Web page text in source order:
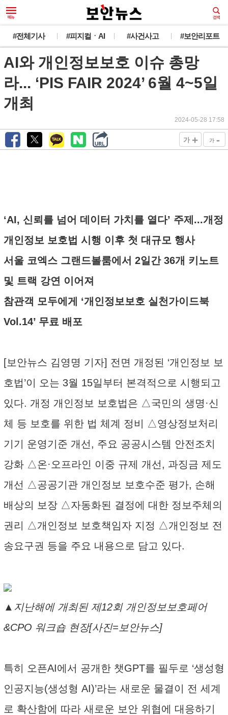
#전체기사 #피지컬ㆍAI #사건사고 #보안리포트
AI와 개인정보보호 이슈 총망
라... ‘PIS FAIR 2024’ 6월 4~5일
개최
2024-05-28 17:58
가 + 가 -
‘AI, 신뢰를 넘어 데이터 가치를 열다’ 주제...개정
개인정보 보호법 시행 이후 첫 대규모 행사
서울 코엑스 그랜드볼룸에서 2일간 36개 키노트
및 트랙 강연 이어져
참관객 모두에게 ‘개인정보보호 실천가이드북
Vol.14’ 무료 배포
[보안뉴스 김영명 기자] 전면 개정된 ‘개인정보 보
호법’이 오는 3월 15일부터 본격적으로 시행되고
있다. 개정 개인정보 보호법은 △국민의 생명·신
체 등 보호를 위한 법 체계 정비 △영상정보처리
기기 운영기준 개선, 주요 공공시스템 안전조치
강화 △온·오프라인 이중 규제 개선, 과징금 제도
개선 △공공기관 개인정보 보호수준 평가, 손해
배상의 보장 △자동화된 결정에 대한 정보주체의
권리 △개인정보 보호책임자 지정 △개인정보 전
송요구권 등을 주요 내용으로 담고 있다.
▲지난해에 개최된 제12회 개인정보보호페어
&CPO 워크숍 현장[사진=보안뉴스]
특히 오픈AI에서 공개한 챗GPT를 필두로 ‘생성형
인공지능(생성형 AI)’라는 새로운 물결이 전 세계
로 확산함에 따라 새로운 보안 위협에 대응하기